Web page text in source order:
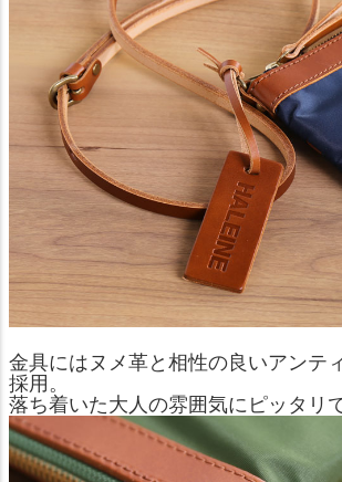
金具にはヌメ革と相性の良いアンテ
採用。
落ち着いた大人の雰囲気にピッタリで